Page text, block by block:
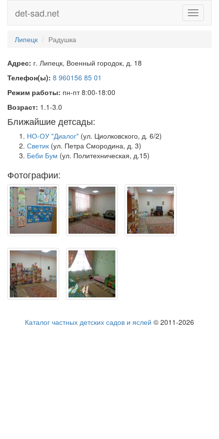
Toggle
det-sad.net
Липецк Радушка
Адрес: г. Липецк, Военный городок, д. 18
Телефон(ы): 8 960156 85 01
Режим работы: пн-пт 8:00-18:00
Возраст: 1.1-3.0
Ближайшие детсады:
НО-ОУ "Диалог" (ул. Циолковского, д. 6/2)
Светик (ул. Петра Смородина, д. 3)
Беби Бум (ул. Политехническая, д.15)
Фотографии:
Каталог частных детских садов и яслей © 2011-2026